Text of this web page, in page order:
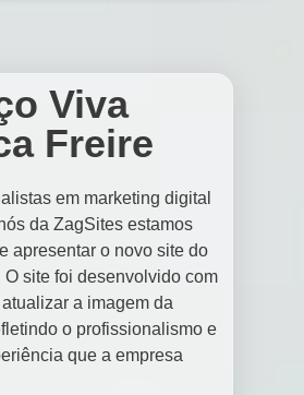
Viva
Freire
em marketing digital
da ZagSites estamos
apresentar o novo site do
O site foi desenvolvido com
a imagem da
o profissionalismo e
que a empresa